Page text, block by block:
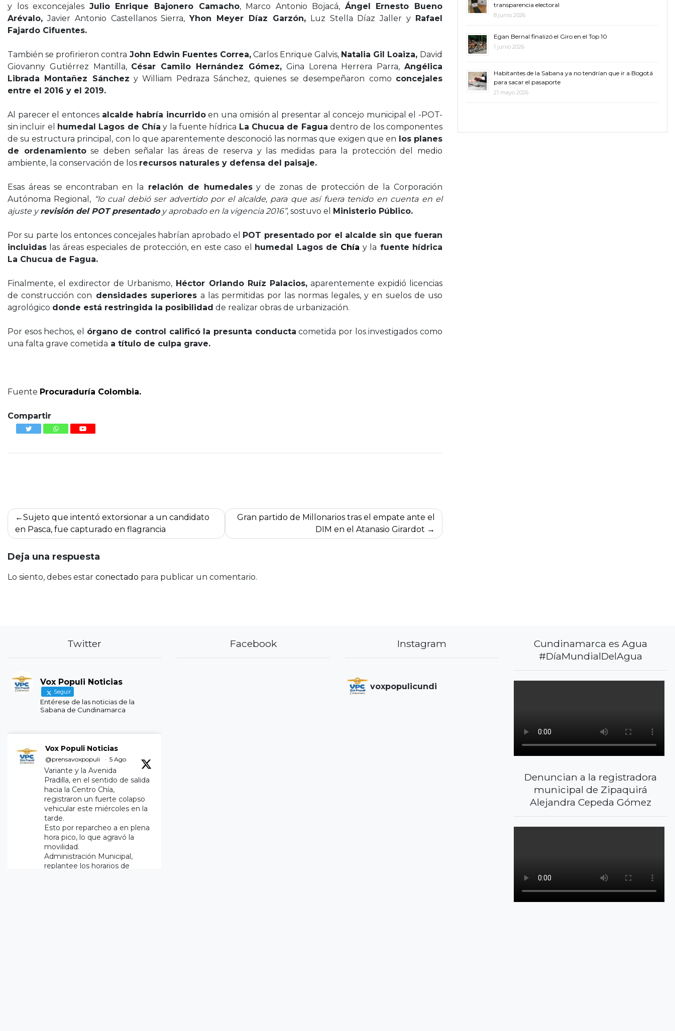
y los exconcejales Julio Enrique Bajonero Camacho, Marco Antonio Bojacá, Ángel Ernesto Bueno
Arévalo, Javier Antonio Castellanos Sierra,Yhon Meyer Díaz Garzón,Luz Stella Díaz Jaller y
Rafael
Fajardo Cifuentes.
También se profirieron contra John Edwin Fuentes Correa, Carlos Enrique Galvis, Natalia Gil Loaiza, David
Giovanny Gutiérrez Mantilla, César Camilo Hernández Gómez,Gina Lorena Herrera Parra,Angélica
Librada Montañez Sánchez y William Pedraza Sánchez, quienes se desempeñaron como concejales
entre el 2016 y el 2019.
Al parecer el entonces alcalde habría incurridoen una omisión al presentar al concejo municipal el -POT-
sin incluir el
humedal Lagos de Chía y la fuente hídrica La Chucua de Fagua dentro de los componentes
de su estructura principal, con lo que aparentemente desconoció las normas que exigen que en los planes
de ordenamientose deben señalar las áreas de reserva y las medidas para la protección del medio
ambiente, la conservación de los recursos naturales y defensa del paisaje.
Esas áreas se encontraban en la relación de humedalesy de zonas de protección de la Corporación
Autónoma Regional, “lo cual debió ser advertido por el alcalde, para que así fuera tenido en cuenta en el
ajuste yrevisión del POT presentadoy aprobado en la vigencia 2016”, sostuvo el Ministerio Público.
Por su parte los entonces concejales habrían aprobado el
POT presentado por el alcalde sin que fueran
incluidas las áreas especiales de protección, en este caso el humedal Lagos de Chía y la fuente hídrica
La Chucua de Fagua.
Finalmente, el exdirector de Urbanismo, Héctor Orlando Ruíz Palacios,aparentemente expidió licencias
de construcción con densidades superiores a las permitidas por las normas legales, y en suelos de uso
agrológico donde está restringida la posibilidad de realizar obras de urbanización.
Por esos hechos, el órgano de control calificó la presunta conducta cometida por los investigados como
una falta grave cometida a título de culpa grave.
Fuente Procuraduría Colombia.
Compartir
Navegación
de
Sujeto que intentó extorsionar a un candidato
en Pasca, fue capturado en flagrancia
Gran partido de Millonarios tras el empate ante el
DIM en el Atanasio Girardot
Deja una respuesta
Lo siento, debes estar conectado para publicar un comentario.
transparencia electoral
8 junio 2026
Egan Bernal finalizó el Giro en el Top 10
1 junio 2026
Habitantes de la Sabana ya no tendrían que ir a Bogotá
para sacar el pasaporte
21 mayo 2026
Twitter
Vox Populi Noticias
Seguir
Entérese de las noticias de la
Sabana de Cundinamarca
Vox Populi Noticias
@prensavoxpopuli · 5 Ago
Variante y la Avenida
Pradilla, en el sentido de salida
hacia la Centro Chía,
registraron un fuerte colapso
vehicular este miércoles en la
tarde.
Esto por reparcheo a en plena
hora pico, lo que agravó la
movilidad.
Administración Municipal,
replantee los horarios de
Facebook Instagram
voxpopulicundi
Cundinamarca es Agua
#DíaMundialDelAgua
Denuncian a la registradora
municipal de Zipaquirá
Alejandra Cepeda Gómez